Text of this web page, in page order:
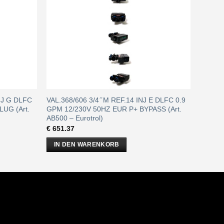
G DLFC
(Art.
VAL.368/606 3/4 ̋ M REF.14 INJ E DLFC 0.9
GPM 12/230V 50HZ EUR P+ BYPASS (Art.
AB500 – Eurotrol)
€ 651.37
IN DEN WARENKORB